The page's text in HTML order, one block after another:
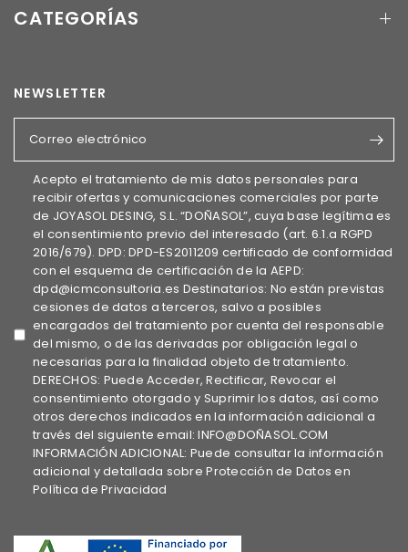
CATEGORÍAS
NEWSLETTER
Correo electrónico
Acepto el tratamiento de mis datos personales para
recibir ofertas y comunicaciones comerciales por parte
de JOYASOL DESING, S.L. “DOÑASOL”, cuya base legítima es
el consentimiento previo del interesado (art. 6.1.a RGPD
2016/679). DPD: DPD-ES2011209 certificado de conformidad
con el esquema de certificación de la AEPD:
dpd@icmconsultoria.es Destinatarios: No están previstas
cesiones de datos a terceros, salvo a posibles
encargados del tratamiento por cuenta del responsable
del mismo, o de las derivadas por obligación legal o
necesarias para la finalidad objeto de tratamiento.
DERECHOS: Puede Acceder, Rectificar, Revocar el
consentimiento otorgado y Suprimir los datos, así como
otros derechos indicados en la información adicional a
través del siguiente email: INFO@DOÑASOL.COM
INFORMACIÓN ADICIONAL: Puede consultar la información
adicional y detallada sobre Protección de Datos en
Política de Privacidad